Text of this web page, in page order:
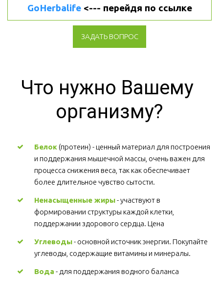
GoHerbalife <--- перейдя по ссылке
ЗАДАТЬ ВОПРОС
Что нужно Вашему
организму?
Белок (протеин) - ценный материал для построения
и поддержания мышечной массы, очень важен для
процесса снижения веса, так как обеспечивает
более длительное чувство сытости.
Ненасыщенные жиры - участвуют в
формировании структуры каждой клетки,
поддержании здорового сердца. Цена
Углеводы - основной источник энергии. Покупайте
углеводы, содержащие витамины и минералы.
Вода - для поддержания водного баланса